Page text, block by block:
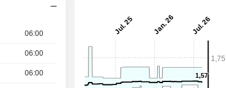
06:00
06:00
06:00